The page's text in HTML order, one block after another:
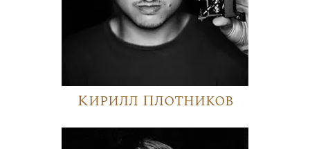
Кирилл Плотников